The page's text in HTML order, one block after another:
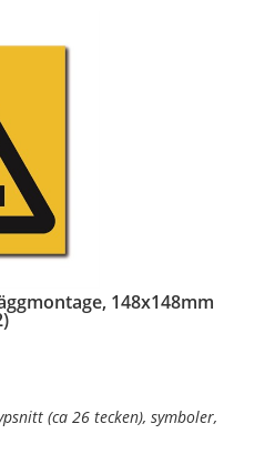
148x148mm
(ca 26 tecken), symboler,